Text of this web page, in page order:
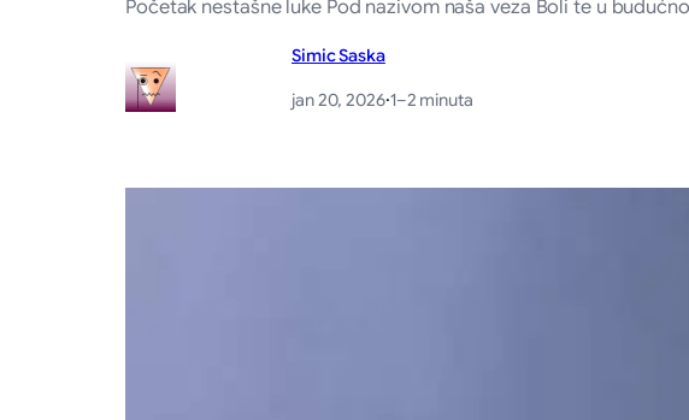
Početak nestašne luke Pod nazivom naša veza Boli te u
Simic Saska
jan 20, 2026·1–2 minuta